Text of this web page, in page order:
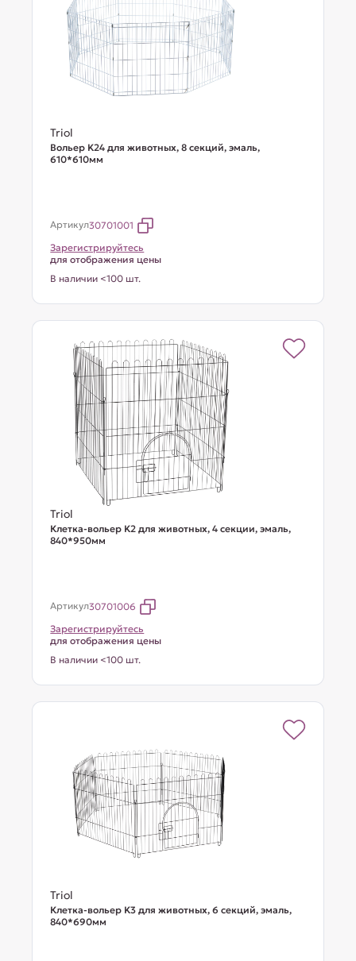
Triol
Вольер K24 для животных, 8 секций, эмаль,
610*610мм
Артикул30701001
Зарегистрируйтесь
для отображения цены
В наличии <100 шт.
Triol
Клетка-вольер K2 для животных, 4 секции, эмаль,
840*950мм
Артикул30701006
Зарегистрируйтесь
для отображения цены
В наличии <100 шт.
Triol
Клетка-вольер K3 для животных, 6 секций, эмаль,
840*690мм